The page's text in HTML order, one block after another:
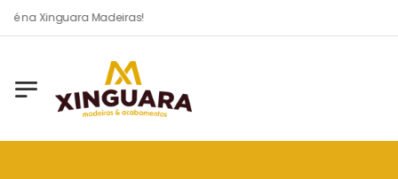
é na Xinguara Madeiras!